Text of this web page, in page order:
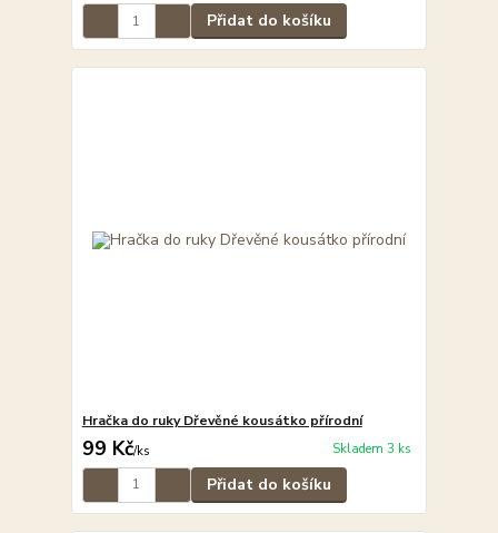
Přidat do košíku
Hračka do ruky Dřevěné kousátko přírodní
99 Kč/ks Skladem 3 ks
Přidat do košíku